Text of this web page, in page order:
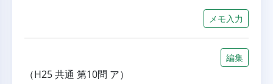
メモ入力
編集
（H25 共通 第10問 ア）